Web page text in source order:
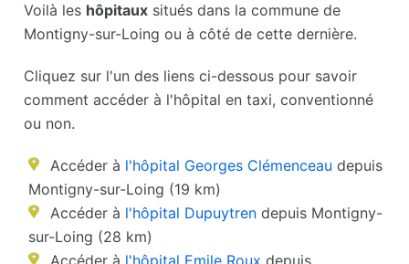
Voilà les hôpitaux situés dans la commune de
Montigny-sur-Loing ou à côté de cette dernière.
Cliquez sur l'un des liens ci-dessous pour savoir
comment accéder à l'hôpital en taxi, conventionné
ou non.
Accéder à l'hôpital Georges Clémenceau depuis
Montigny-sur-Loing (19 km)
Accéder à l'hôpital Dupuytren depuis Montigny-
sur-Loing (28 km)